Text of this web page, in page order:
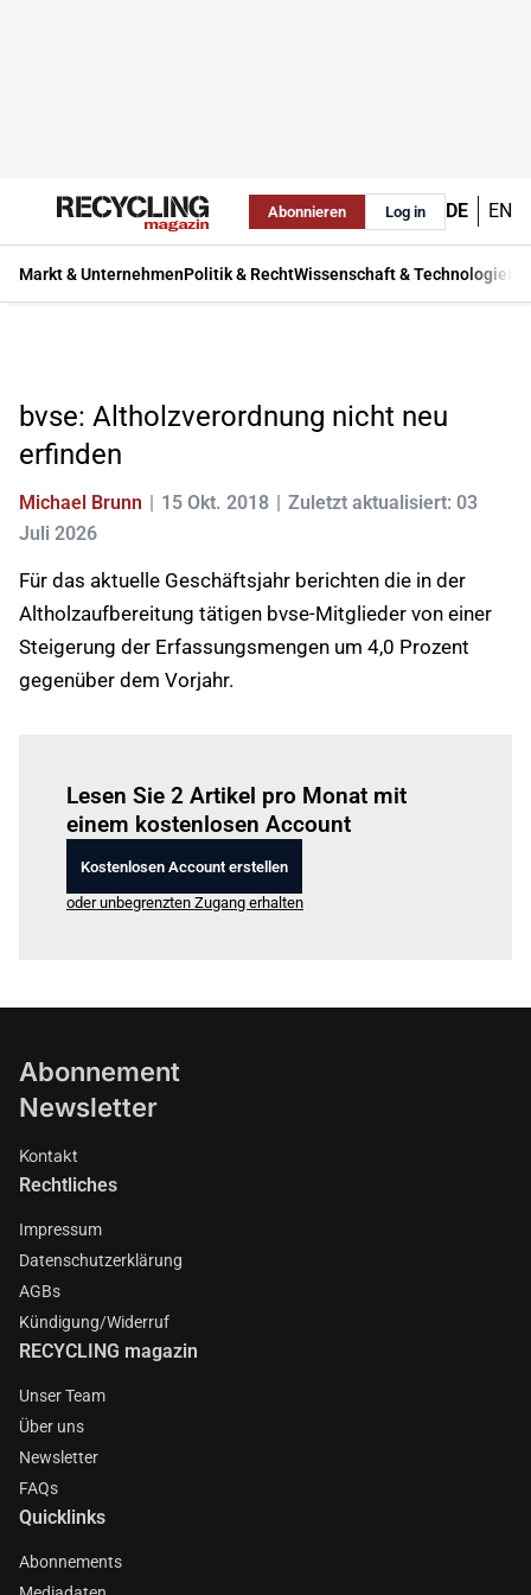
Abonnieren Log in DE EN
Markt & UnternehmenPolitik & RechtWissenschaft & Technologie
bvse: Altholzverordnung nicht neu
erfinden
Michael Brunn 15 Okt. 2018
Zuletzt aktualisiert: 03
Juli 2026
Für das aktuelle Geschäftsjahr berichten die in der
Altholzaufbereitung tätigen bvse-Mitglieder von einer
Steigerung der Erfassungsmengen um 4,0 Prozent
gegenüber dem Vorjahr.
Lesen Sie 2 Artikel pro Monat mit
einem kostenlosen Account
Kostenlosen Account erstellen
oder unbegrenzten Zugang erhalten
Abonnement
Newsletter
Kontakt
Rechtliches
Impressum
Datenschutzerklärung
AGBs
Kündigung/Widerruf
RECYCLING magazin
Unser Team
Über uns
Newsletter
FAQs
Quicklinks
Abonnements